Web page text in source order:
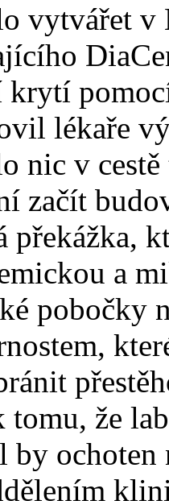
vytvářet
krytí
lékaře
nic v
začít
překážka,
a
pobočky
tomu, že
by